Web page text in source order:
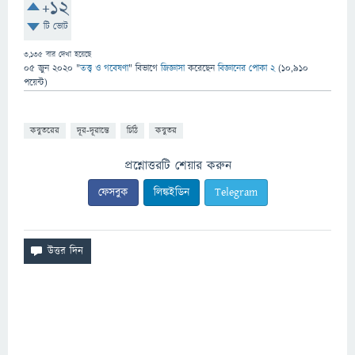
+12
টি ভোট
3,135 বার দেখা হয়েছে
05 জুন 2020 "তত্ত্ব ও গবেষণা" বিভাগে জিজ্ঞাসাকরেছেনবিজ্ঞানের পোকা 2 (10,910
পয়েন্ট)
কবুতরের দূর-দূরান্তে চিঠি কবুতর
প্রশ্নোত্তরটি শেয়ার করুন
ফেসবুক লিঙ্কইডিন Telegram